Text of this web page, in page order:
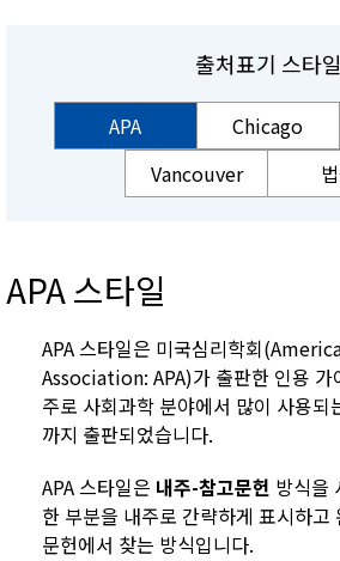
출처표기 스타일
APA Chicago
Vancouver
APA 스타일
APA 스타일은 미국심리학회
Association: APA)가 출판한 인용 가
주로 사회과학 분야에서 많이 사용
까지 출판되었습니다.
APA 스타일은 내주-참고문헌 방식을
한 부분을 내주로 간략하게 표시하고
문헌에서 찾는 방식입니다.